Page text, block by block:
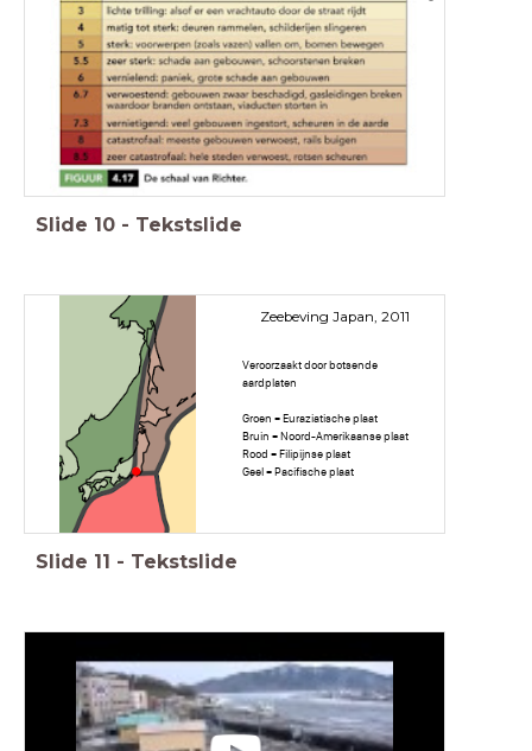
Slide 10 - Tekstslide
Zeebeving Japan, 2011
Veroorzaakt door botsende
aardplaten
Groen = Euraziatische plaat
Bruin = Noord-Amerikaanse plaat
Rood = Filipijnse plaat
Geel = Pacifische plaat
Slide 11 - Tekstslide